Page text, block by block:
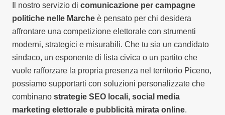
Il nostro servizio di comunicazione per campagne
politiche nelle Marche è pensato per chi desidera
affrontare una competizione elettorale con strumenti
moderni, strategici e misurabili. Che tu sia un candidato
sindaco, un esponente di lista civica o un partito che
vuole rafforzare la propria presenza nel territorio Piceno,
possiamo supportarti con soluzioni personalizzate che
combinano strategie SEO locali, social media
marketing elettorale e pubblicità mirata online.